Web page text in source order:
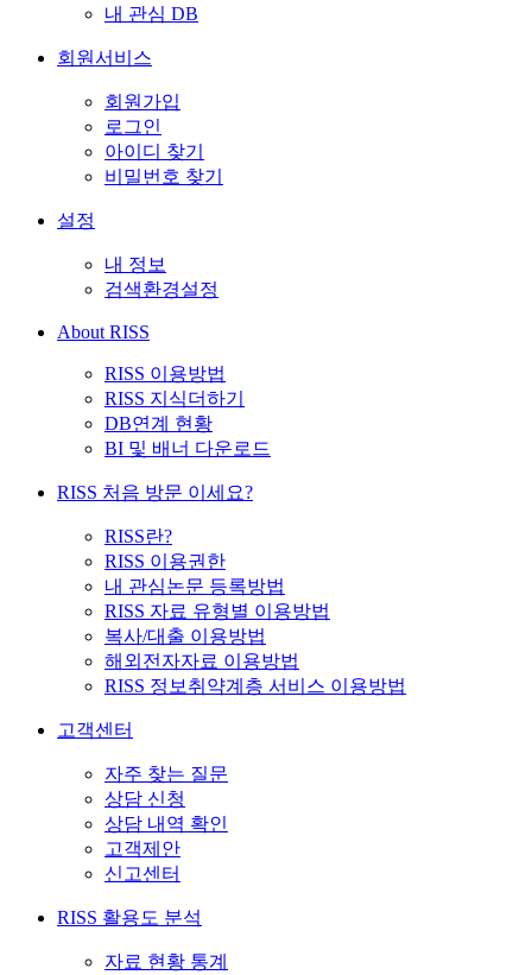
내 관심 DB
회원서비스
회원가입
로그인
아이디 찾기
비밀번호 찾기
설정
내 정보
검색환경설정
About RISS
RISS 이용방법
RISS 지식더하기
DB연계 현황
BI 및 배너 다운로드
RISS 처음 방문 이세요?
RISS란?
RISS 이용권한
내 관심논문 등록방법
RISS 자료 유형별 이용방법
복사/대출 이용방법
해외전자자료 이용방법
RISS 정보취약계층 서비스 이용방법
고객센터
자주 찾는 질문
상담 신청
상담 내역 확인
고객제안
신고센터
RISS 활용도 분석
자료 현황 통계